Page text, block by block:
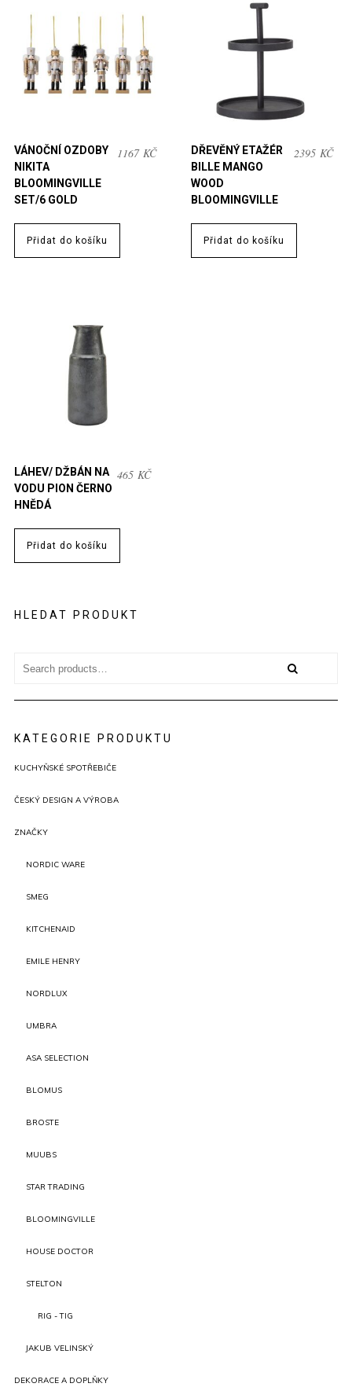
VÁNOČNÍ OZDOBY
NIKITA
BLOOMINGVILLE
SET/6 GOLD
1167KČ
Přidat do košíku
DŘEVĚNÝ ETAŽÉR
BILLE MANGO
WOOD
BLOOMINGVILLE
2395 KČ
Přidat do košíku
LÁHEV/ DŽBÁN NA
VODU PION ČERNO
HNĚDÁ
465KČ
Přidat do košíku
HLEDAT PRODUKT
for:
KATEGORIE PRODUKTU
KUCHYŇSKÉ SPOTŘEBIČE
ČESKÝ DESIGN A VÝROBA
ZNAČKY
NORDIC WARE
SMEG
KITCHENAID
EMILE HENRY
NORDLUX
UMBRA
ASA SELECTION
BLOMUS
BROSTE
MUUBS
STAR TRADING
BLOOMINGVILLE
HOUSE DOCTOR
STELTON
RIG - TIG
JAKUB VELINSKÝ
DEKORACE A DOPLŇKY